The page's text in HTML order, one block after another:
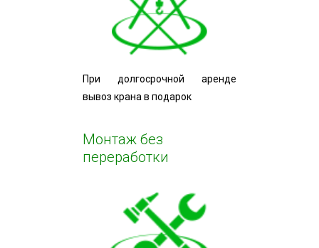
При долгосрочной аренде
вывоз крана в подарок
Монтаж без
переработки